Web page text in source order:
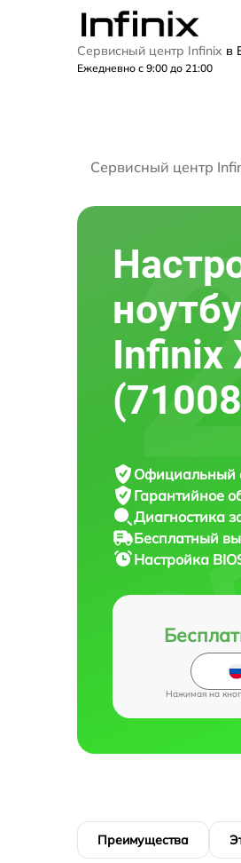
Сервисный центр Infinix в
Ежедневно с 9:00 до 21:00
Сервисный центр
Infinix
Официальный
Гарантийное
Диагностика
Бесплатный
Настройка
Нажимая на
Преимущества